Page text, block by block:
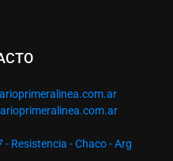
Resistencia - Chaco - Arg